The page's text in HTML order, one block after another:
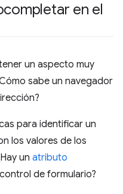
en el
un aspecto muy
sabe un navegador
para identificar un
los valores de los
un atributo
de formulario?